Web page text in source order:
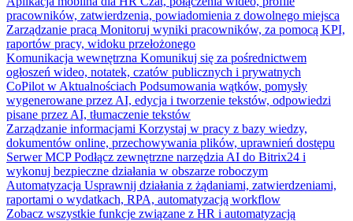
pracowników, zatwierdzenia, powiadomienia z dowolnego miejsca
Zarządzanie pracą Monitoruj wyniki pracowników, za pomocą KPI,
raportów pracy, widoku przełożonego
Komunikacja wewnętrzna Komunikuj się za pośrednictwem
ogłoszeń wideo, notatek, czatów publicznych i prywatnych
CoPilot w Aktualnościach Podsumowania wątków, pomysły
wygenerowane przez AI, edycja i tworzenie tekstów, odpowiedzi
pisane przez AI, tłumaczenie tekstów
Zarządzanie informacjami Korzystaj w pracy z bazy wiedzy,
dokumentów online, przechowywania plików, uprawnień dostępu
Serwer MCP Podłącz zewnętrzne narzędzia AI do Bitrix24 i
wykonuj bezpieczne działania w obszarze roboczym
Automatyzacja Usprawnij działania z żądaniami, zatwierdzeniami,
raportami o wydatkach, RPA, automatyzacją workflow
Zobacz wszystkie funkcje związane z HR i automatyzacją